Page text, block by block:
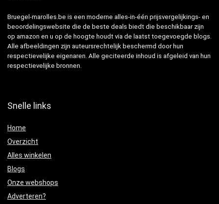
Bruegel-marolles.be is een moderne alles-in-één prijsvergelijkings- en
beoordelingswebsite die de beste deals biedt die beschikbaar zijn
op amazon en u op de hoogte houdt via de laatst toegevoegde blogs.
Alle afbeeldingen zijn auteursrechtelijk beschermd door hun
respectievelijke eigenaren. Alle geciteerde inhoud is afgeleid van hun
respectievelijke bronnen.
Snelle links
Home
Overzicht
Alles winkelen
Blogs
Onze webshops
Adverteren?